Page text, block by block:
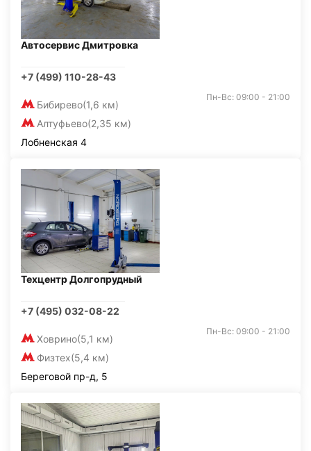
Автосервис Дмитровка
+7 (499) 110-28-43
Бибирево(1,6 км)
Алтуфьево(2,35 км)
Пн-Вс: 09:00 - 21:00
Лобненская 4
Техцентр Долгопрудный
+7 (495) 032-08-22
Ховрино(5,1 км)
Физтех(5,4 км)
Пн-Вс: 09:00 - 21:00
Береговой пр-д, 5